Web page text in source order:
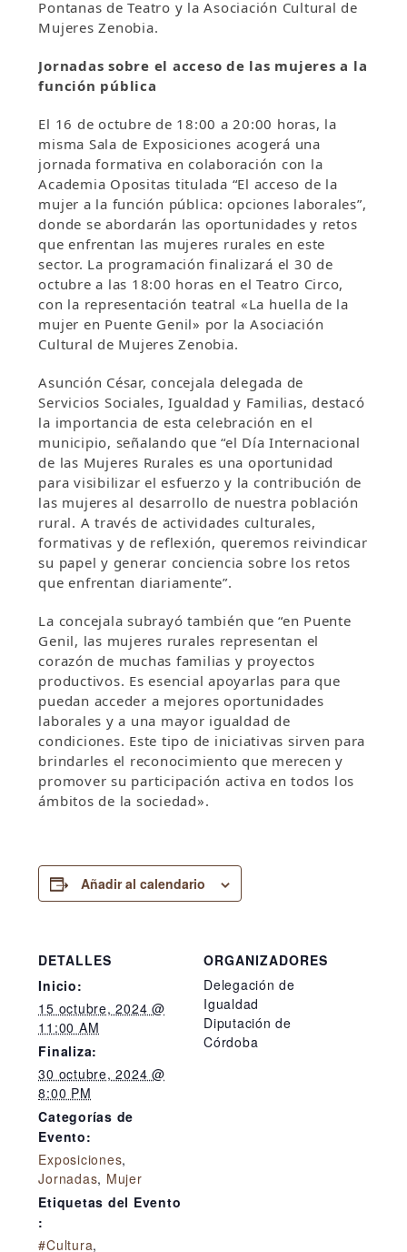
Pontanas de Teatro y la Asociación Cultural de
Mujeres Zenobia.
Jornadas sobre el acceso de las mujeres a la
función pública
El 16 de octubre de 18:00 a 20:00 horas, la
misma Sala de Exposiciones acogerá una
jornada formativa en colaboración con la
Academia Opositas titulada “El acceso de la
mujer a la función pública: opciones laborales”,
donde se abordarán las oportunidades y retos
que enfrentan las mujeres rurales en este
sector. La programación finalizará el 30 de
octubre a las 18:00 horas en el Teatro Circo,
con la representación teatral «La huella de la
mujer en Puente Genil» por la Asociación
Cultural de Mujeres Zenobia.
Asunción César, concejala delegada de
Servicios Sociales, Igualdad y Familias, destacó
la importancia de esta celebración en el
municipio, señalando que “el Día Internacional
de las Mujeres Rurales es una oportunidad
para visibilizar el esfuerzo y la contribución de
las mujeres al desarrollo de nuestra población
rural. A través de actividades culturales,
formativas y de reflexión, queremos reivindicar
su papel y generar conciencia sobre los retos
que enfrentan diariamente”.
La concejala subrayó también que “en Puente
Genil, las mujeres rurales representan el
corazón de muchas familias y proyectos
productivos. Es esencial apoyarlas para que
puedan acceder a mejores oportunidades
laborales y a una mayor igualdad de
condiciones. Este tipo de iniciativas sirven para
brindarles el reconocimiento que merecen y
promover su participación activa en todos los
ámbitos de la sociedad».
Añadir al calendario
DETALLES
Inicio:
15 octubre, 2024 @
11:00 AM
Finaliza:
30 octubre, 2024 @
8:00 PM
Categorías de
Evento:
Exposiciones,
Jornadas, Mujer
Etiquetas del Evento
:
#Cultura,
ORGANIZADORES
Delegación de
Igualdad
Diputación de
Córdoba